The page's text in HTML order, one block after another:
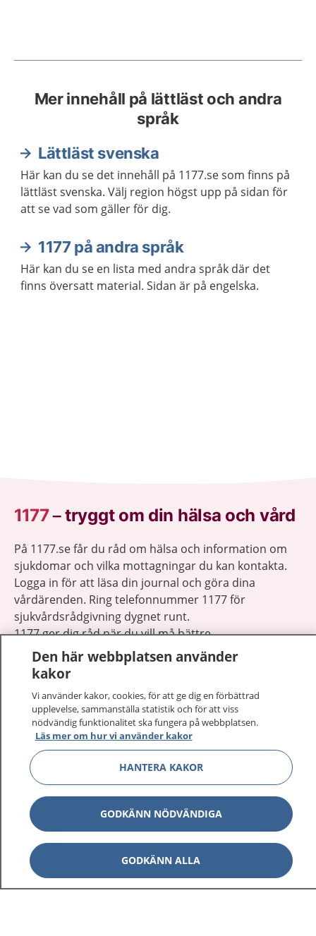
Mer innehåll på lättläst och andra
språk
Lättläst svenska
Här kan du se det innehåll på 1177.se som finns på
lättläst svenska. Välj region högst upp på sidan för
att se vad som gäller för dig.
1177 på andra språk
Här kan du se en lista med andra språk där det
finns översatt material. Sidan är på engelska.
1177–tryggt om din hälsa och vård
På 1177.se får du råd om hälsa och information om
sjukdomar och vilka mottagningar du kan kontakta.
Logga in för att läsa din journal och göra dina
vårdärenden. Ring telefonnummer 1177 för
sjukvårdsrådgivning dygnet runt.
1177 ger dig råd när du vill må bättre.
1177 på flera språk
Om 1177 Visa
Kontakt Visa
Behandling av personuppgifter
Hantering av kakor
Den här webbplatsen använder
kakor
Vi använder kakor, cookies, för att ge dig en förbättrad
upplevelse, sammanställa statistik och för att viss
nödvändig funktionalitet ska fungera på webbplatsen.
Läs mer om hur vi använder kakor
HANTERA KAKOR
GODKÄNN NÖDVÄNDIGA
GODKÄNN ALLA